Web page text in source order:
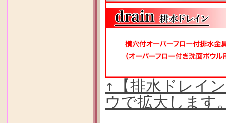
↑【排水ドレイ
ウで拡大します